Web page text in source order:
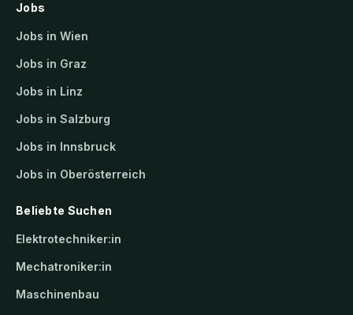
Jobs
Jobs in Wien
Jobs in Graz
Jobs in Linz
Jobs in Salzburg
Jobs in Innsbruck
Jobs in Oberösterreich
Beliebte Suchen
Elektrotechniker:in
Mechatroniker:in
Maschinenbau